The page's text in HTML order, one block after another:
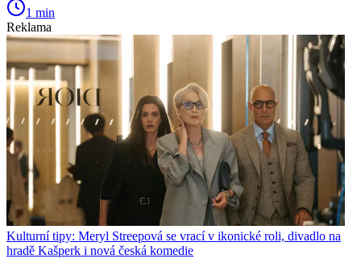
1 min
Reklama
Kulturní tipy: Meryl Streepová se vrací v ikonické roli, divadlo na
hradě Kašperk i nová česká komedie